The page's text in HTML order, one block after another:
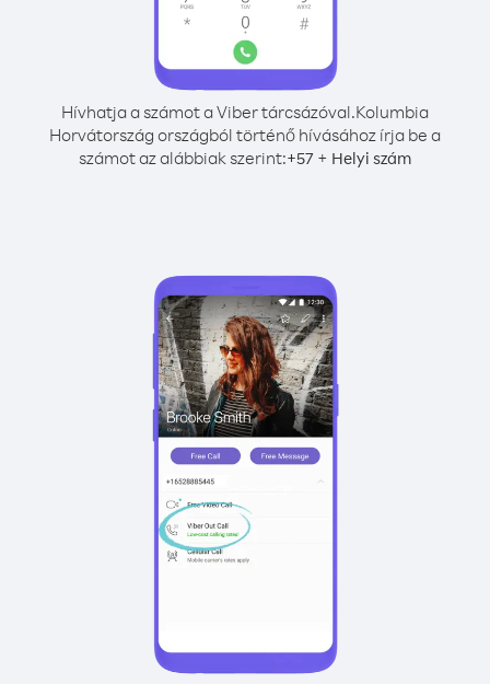
Hívhatja a számot a Viber tárcsázóval.Kolumbia
Horvátország országból történő hívásához írja be a
számot az alábbiak szerint:+57 + Helyi szám